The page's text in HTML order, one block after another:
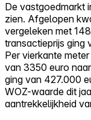
De vastgoedmarkt
zien. Afgelopen
vergeleken met
transactieprijs
Per vierkante
van 3350 euro
ging van 427.000
WOZ-waarde dit
aantrekkelijkheid